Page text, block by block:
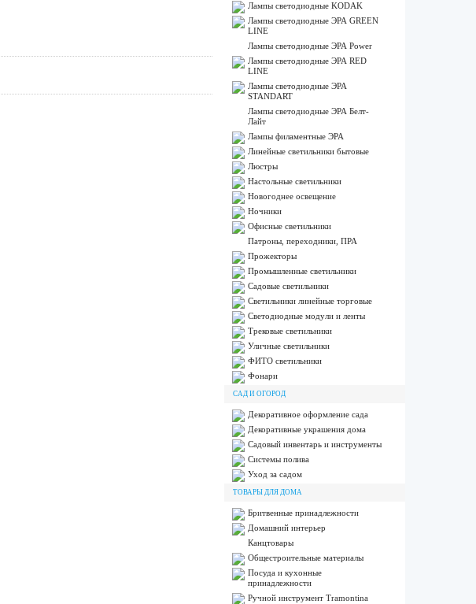
Лампы светодиодные KODAK
Лампы светодиодные ЭРА GREEN
LINE
Лампы светодиодные ЭРА Power
Лампы светодиодные ЭРА RED
LINE
Лампы светодиодные ЭРА
STANDART
Лампы светодиодные ЭРА Белт-
Лайт
Лампы филаментные ЭРА
Линейные светильники бытовые
Люстры
Настольные светильники
Новогоднее освещение
Ночники
Офисные светильники
Патроны, переходники, ПРА
Прожекторы
Промышленные светильники
Садовые светильники
Светильники линейные торговые
Светодиодные модули и ленты
Трековые светильники
Уличные светильники
ФИТО светильники
Фонари
САД И ОГОРОД
Декоративное оформление сада
Декоративные украшения дома
Садовый инвентарь и инструменты
Системы полива
Уход за садом
ТОВАРЫ ДЛЯ ДОМА
Бритвенные принадлежности
Домашний интерьер
Канцтовары
Общестроительные материалы
Посуда и кухонные
принадлежности
Ручной инструмент Tramontina